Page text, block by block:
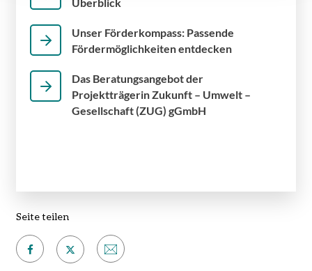
Unser Förderkompass: Passende
Fördermöglichkeiten entdecken
Das Beratungsangebot der
Projektträgerin Zukunft – Umwelt –
Gesellschaft (ZUG) gGmbH
Seite teilen